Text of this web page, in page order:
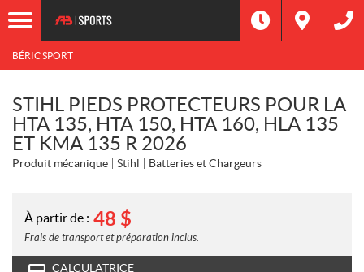
BÉRIC SPORT
STIHL PIEDS PROTECTEURS POUR LA
HTA 135, HTA 150, HTA 160, HLA 135
ET KMA 135 R 2026
Produit mécanique Stihl Batteries et Chargeurs
À partir de : 48 $
Frais de transport et préparation inclus.
CALCULATRICE